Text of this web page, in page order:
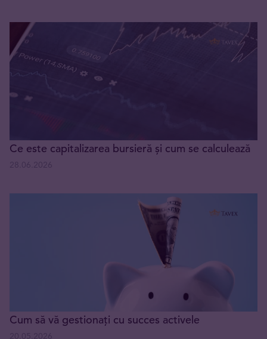
Ce este capitalizarea bursieră și cum se calculează
Cum să vă gestionați cu succes activele